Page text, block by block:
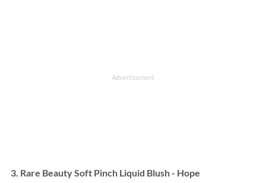
3. Rare Beauty Soft Pinch Liquid Blush - Hope